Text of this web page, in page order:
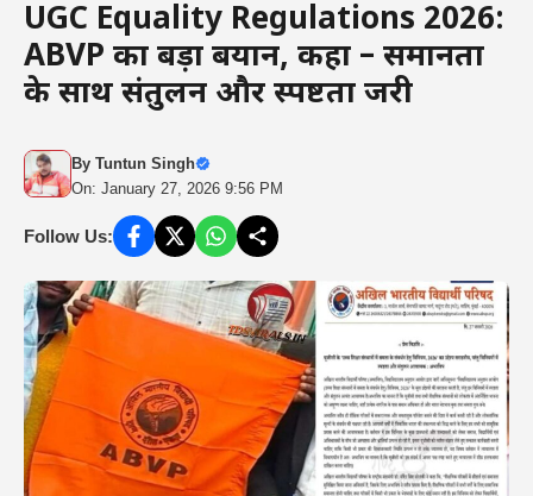
UGC Equality Regulations 2026:
ABVP का बड़ा बयान, कहा – समानता
के साथ संतुलन और स्पष्टता जरूरी
By Tuntun Singh
On: January 27, 2026 9:56 PM
Follow Us: